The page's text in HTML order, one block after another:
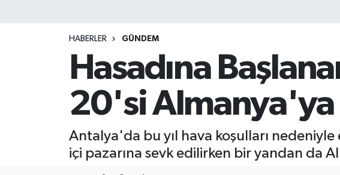
HABERLER GÜNDEM
Hasadına
20'si Almanya'ya
Antalya'da bu yıl hava koşulları
içi pazarına sevk edilirken bir yandan da